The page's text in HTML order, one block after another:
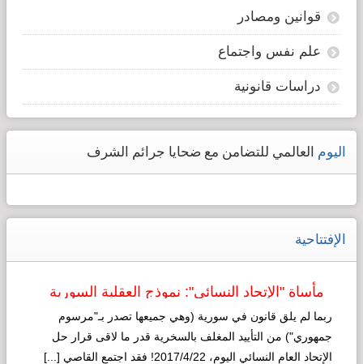
قوانين ومصادر
علم نفس واجتماع
دراسات قانونية
اليوم العالمي للتضامن مع ضحايا جرائم الشرف
الإفتتاحية
مأساة "الإتحاد النسائي": نموذج العقلية السورية
لـ"التطوير"!
ربما لم يلق قانون في سورية (وهي جميعها تصدر بـ"مرسوم
جمهوري") من التأييد المغلف بالسخرية قدر ما لاقى قرار حل
الإتحاد العام النسائي اليوم، 2017/4/22! فقد اجتمع القاصي [...]